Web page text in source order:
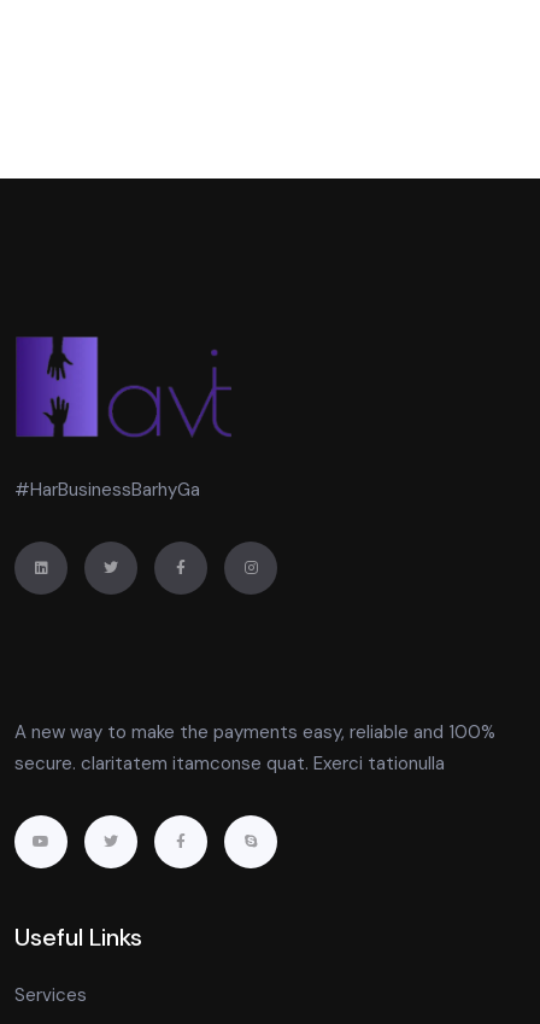
#HarBusinessBarhyGa
A new way to make the payments easy, reliable and 100%
secure. claritatem itamconse quat. Exerci tationulla
Useful Links
Services